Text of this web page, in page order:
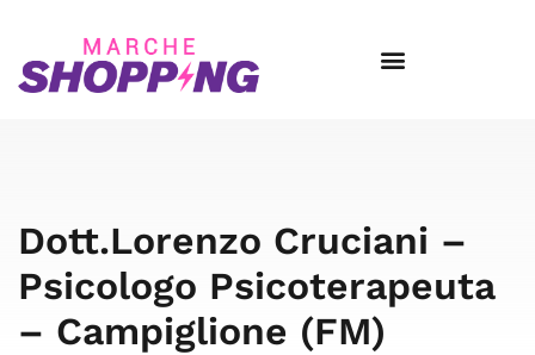
Dott.Lorenzo Cruciani –
Psicologo Psicoterapeuta
– Campiglione (FM)